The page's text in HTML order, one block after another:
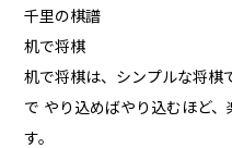
千里の棋譜
机で将棋
机で将棋は、シンプルな将棋
で やり込めばやり込むほど
す。